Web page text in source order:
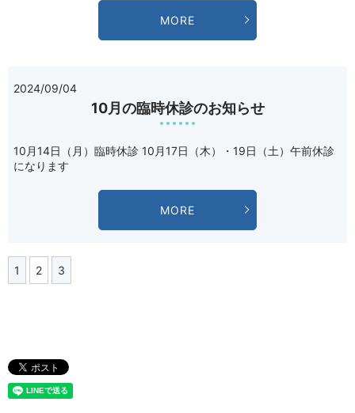
MORE
2024/09/04
10月の臨時休診のお知らせ
10月14日（月）臨時休診 10月17日（木）・19日（土）午前休診
になります
MORE
1 2 3